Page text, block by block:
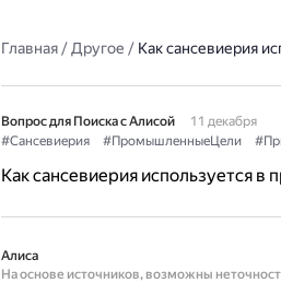
Главная/Другое / Как сансевиерия
Вопрос для Поиска с Алисой
11 декабря
#Сансевиерия
#ПромышленныеЦели
Как сансевиерия используется
Алиса
На основе источников, возможны